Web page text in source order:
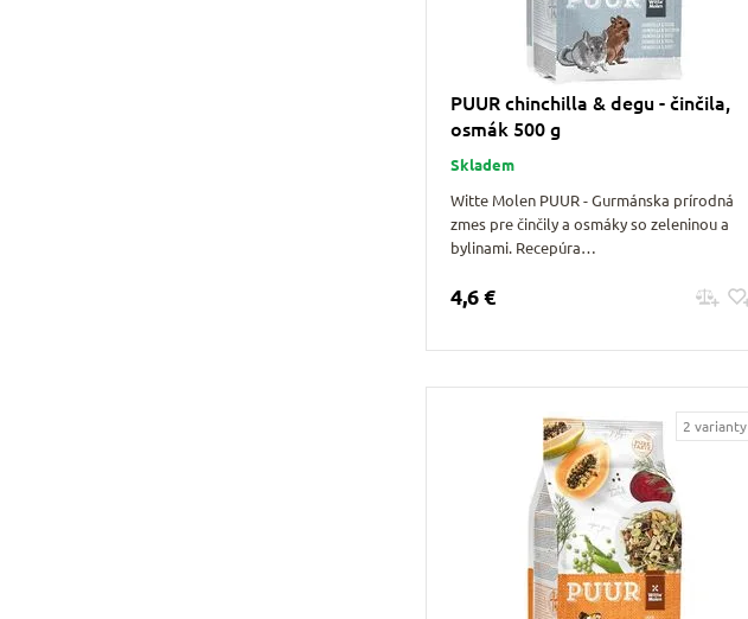
PUUR chinchilla & degu - činčila,
osmák 500 g
Skladem
Witte Molen PUUR - Gurmánska prírodná
zmes pre činčily a osmáky so zeleninou a
bylinami. Recepúra…
4,6 €
2 varianty